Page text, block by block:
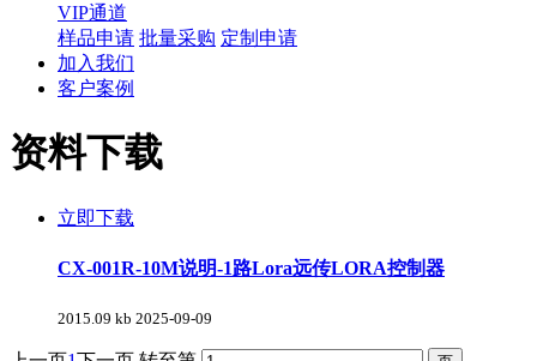
VIP通道
样品申请 批量采购 定制申请
加入我们
客户案例
资料下载
立即下载
CX-001R-10M说明-1路Lora远传LORA控制器
2015.09 kb 2025-09-09